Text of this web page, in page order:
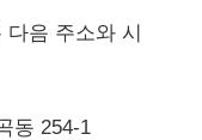
다음 주소와 시
동 254-1